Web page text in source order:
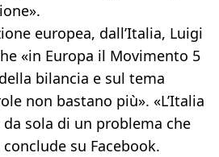
europea, dall’Italia, Luigi
«in Europa il Movimento 5
bilancia e sul tema
non bastano più». «L’Italia
sola di un problema che
su Facebook.